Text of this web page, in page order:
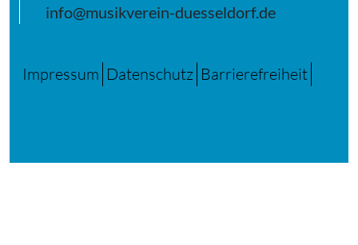
info@musikverein-duesseldorf.de
Impressum Datenschutz Barrierefreiheit